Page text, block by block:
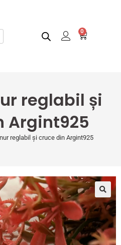
0
reglabil și
Argint925
reglabil și cruce din Argint925
🔍